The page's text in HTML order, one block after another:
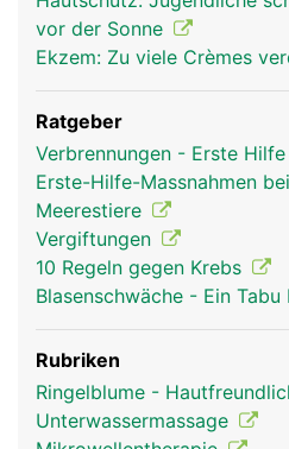
Haut Frau Haut
vor der Sonne
Ekzem: Zu viele Crèmes
Ratgeber
Verbrennungen - Erste
Erste-Hilfe-Massnahmen
Meerestiere
Vergiftungen
10 Regeln gegen Krebs
Blasenschwäche - Ein Tabu
Rubriken
Ringelblume -
Unterwassermassage